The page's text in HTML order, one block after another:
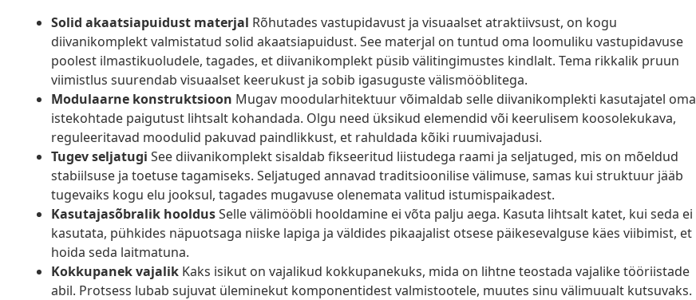
Solid akaatsiapuidust materjal Rõhutades vastupidavust ja visuaalset atraktiivsust, on kogu
diivanikomplekt valmistatud solid akaatsiapuidust. See materjal on tuntud oma loomuliku vastupidavuse
poolest ilmastikuoludele, tagades, et diivanikomplekt püsib välitingimustes kindlalt. Tema rikkalik pruun
viimistlus suurendab visuaalset keerukust ja sobib igasuguste välismööblitega.
Modulaarne konstruktsioon Mugav moodularhitektuur võimaldab selle diivanikomplekti kasutajatel oma
istekohtade paigutust lihtsalt kohandada. Olgu need üksikud elemendid või keerulisem koosolekukava,
reguleeritavad moodulid pakuvad paindlikkust, et rahuldada kõiki ruumivajadusi.
Tugev seljatugi See diivanikomplekt sisaldab fikseeritud liistudega raami ja seljatuged, mis on mõeldud
stabiilsuse ja toetuse tagamiseks. Seljatuged annavad traditsioonilise välimuse, samas kui struktuur jääb
tugevaiks kogu elu jooksul, tagades mugavuse olenemata valitud istumispaikadest.
Kasutajasõbralik hooldusSelle välimööbli hooldamine ei võta palju aega. Kasuta lihtsalt katet, kui seda ei
kasutata, pühkides näpuotsaga niiske lapiga ja väldides pikaajalist otsese päikesevalguse käes viibimist, et
hoida seda laitmatuna.
Kokkupanek vajalik Kaks isikut on vajalikud kokkupanekuks, mida on lihtne teostada vajalike tööriistade
abil. Protsess lubab sujuvat üleminekut komponentidest valmistootele, muutes sinu välimuualt kutsuvaks.